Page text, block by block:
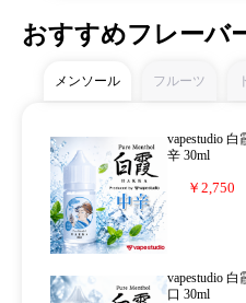
おすすめフレーバ
メンソール フルーツ
vapestudio
辛 30ml
￥2,750
vapestudio
口 30ml